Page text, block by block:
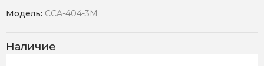
Модель: CCA-404-3M
Наличие